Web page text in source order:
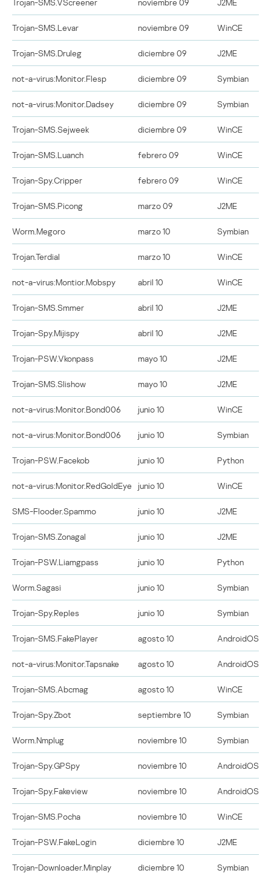
Trojan-SMS.Levar noviembre 09 WinCE
Trojan-SMS.Druleg diciembre 09 J2ME
not-a-virus:Monitor.Flesp diciembre 09 Symbian
not-a-virus:Monitor.Dadsey diciembre 09 Symbian
Trojan-SMS.Sejweek diciembre 09 WinCE
Trojan-SMS.Luanch febrero 09 WinCE
Trojan-Spy.Cripper febrero 09 WinCE
Trojan-SMS.Picong marzo 09 J2ME
Worm.Megoro marzo 10 Symbian
Trojan.Terdial marzo 10 WinCE
not-a-virus:Montior.Mobspy abril 10 WinCE
Trojan-SMS.Smmer abril 10 J2ME
Trojan-Spy.Mijispy abril 10 J2ME
Trojan-PSW.Vkonpass mayo 10 J2ME
Trojan-SMS.Slishow mayo 10 J2ME
not-a-virus:Monitor.Bond006 junio 10 WinCE
not-a-virus:Monitor.Bond006 junio 10 Symbian
Trojan-PSW.Facekob junio 10 Python
not-a-virus:Monitor.RedGoldEye junio 10 WinCE
SMS-Flooder.Spammo junio 10 J2ME
Trojan-SMS.Zonagal junio 10 J2ME
Trojan-PSW.Liamgpass junio 10 Python
Worm.Sagasi junio 10 Symbian
Trojan-Spy.Reples junio 10 Symbian
Trojan-SMS.FakePlayer agosto 10 AndroidOS
not-a-virus:Monitor.Tapsnake agosto 10 AndroidOS
Trojan-SMS.Abcmag agosto 10 WinCE
Trojan-Spy.Zbot septiembre 10 Symbian
Worm.Nmplug noviembre 10 Symbian
Trojan-Spy.GPSpy noviembre 10 AndroidOS
Trojan-Spy.Fakeview noviembre 10 AndroidOS
Trojan-SMS.Pocha noviembre 10 WinCE
Trojan-PSW.FakeLogin diciembre 10 J2ME
Trojan-Downloader.Minplay diciembre 10 Symbian